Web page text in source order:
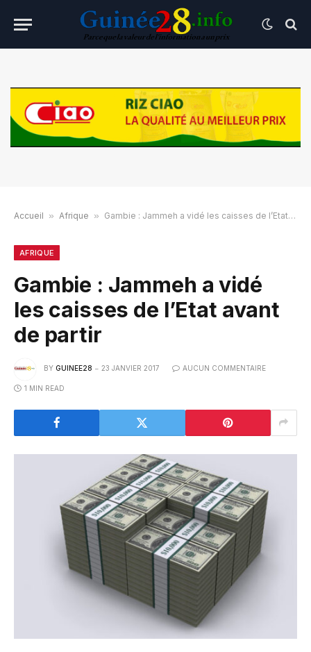
Accueil » Afrique » Gambie : Jammeh a vidé les caisses de l’Etat avant de partir
AFRIQUE
Gambie : Jammeh a vidé
les caisses de l’Etat avant
de partir
BY GUINEE28 23 JANVIER 2017 AUCUN COMMENTAIRE
1 MIN READ